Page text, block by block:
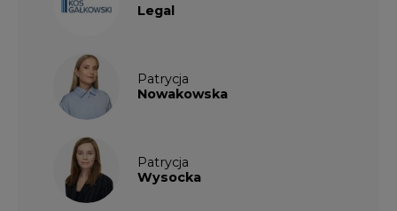
Legal
Patrycja
Nowakowska
Patrycja
Wysocka